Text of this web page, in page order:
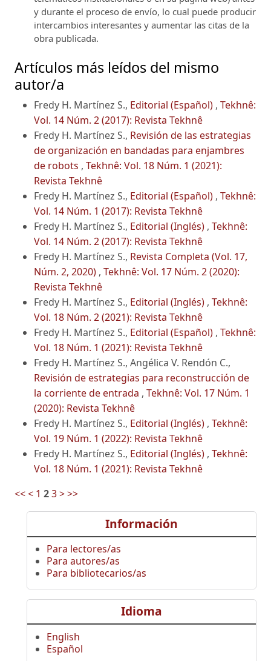
y durante el proceso de envío, lo cual puede producir
intercambios interesantes y aumentar las citas de la
obra publicada.
Artículos más leídos del mismo
autor/a
Fredy H. Martínez S., Editorial (Español) , Tekhnê:
Vol. 14 Núm. 2 (2017): Revista Tekhnê
Fredy H. Martínez S., Revisión de las estrategias
de organización en bandadas para enjambres
de robots , Tekhnê: Vol. 18 Núm. 1 (2021):
Revista Tekhnê
Fredy H. Martínez S., Editorial (Español) , Tekhnê:
Vol. 14 Núm. 1 (2017): Revista Tekhnê
Fredy H. Martínez S., Editorial (Inglés) , Tekhnê:
Vol. 14 Núm. 2 (2017): Revista Tekhnê
Fredy H. Martínez S., Revista Completa (Vol. 17,
Núm. 2, 2020) , Tekhnê: Vol. 17 Núm. 2 (2020):
Revista Tekhnê
Fredy H. Martínez S., Editorial (Inglés) , Tekhnê:
Vol. 18 Núm. 2 (2021): Revista Tekhnê
Fredy H. Martínez S., Editorial (Español) , Tekhnê:
Vol. 18 Núm. 1 (2021): Revista Tekhnê
Fredy H. Martínez S., Angélica V. Rendón C.,
Revisión de estrategias para reconstrucción de
la corriente de entrada , Tekhnê: Vol. 17 Núm. 1
(2020): Revista Tekhnê
Fredy H. Martínez S., Editorial (Inglés) , Tekhnê:
Vol. 19 Núm. 1 (2022): Revista Tekhnê
Fredy H. Martínez S., Editorial (Inglés) , Tekhnê:
Vol. 18 Núm. 1 (2021): Revista Tekhnê
<<< 1 23>>>
Información
Para lectores/as
Para autores/as
Para bibliotecarios/as
Idioma
English
Español